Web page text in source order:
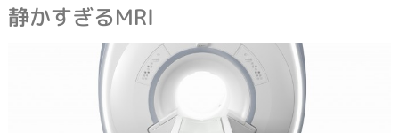
静かすぎるMRI